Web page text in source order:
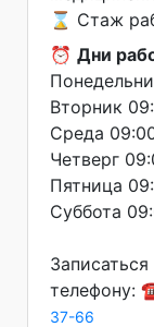
⌛ Стаж
⏰ Дни
Вторник
Среда
Четверг
Пятница
Суббота
телефону:
37-66